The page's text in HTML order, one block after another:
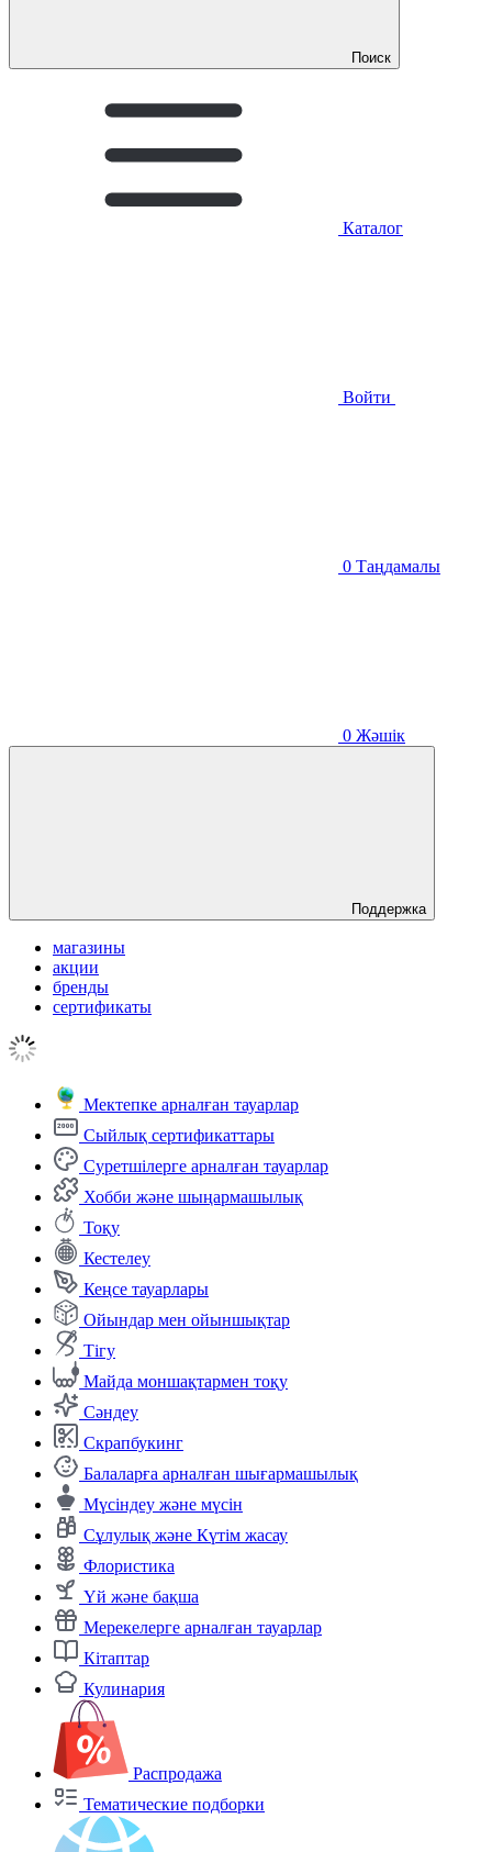
Поиск
Каталог
Войти
0 Таңдамалы
0 Жәшік
Поддержка
магазины
акции
бренды
сертификаты
Мектепке арналған тауарлар
Сыйлық сертификаттары
Суретшілерге арналған тауарлар
Хобби және шыңармашылық
Тоқу
Кестелеу
Кеңсе тауарлары
Ойындар мен ойыншықтар
Тігу
Майда моншақтармен тоқу
Сәндеу
Скрапбукинг
Балаларға арналған шығармашылық
Мүсіндеу және мүсін
Сұлулық және Күтім жасау
Флористика
Үй және бақша
Мерекелерге арналған тауарлар
Кітаптар
Кулинария
Распродажа
Тематические подборки